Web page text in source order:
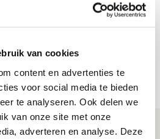
van cookies
content en advertenties te
voor social media te bieden
te analyseren. Ook delen we
van onze site met onze
adverteren en analyse. Deze
moet weten over